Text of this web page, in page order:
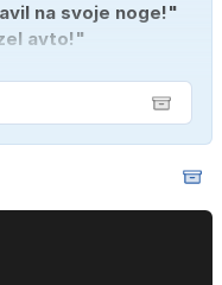
na svoje noge!"
avto!"